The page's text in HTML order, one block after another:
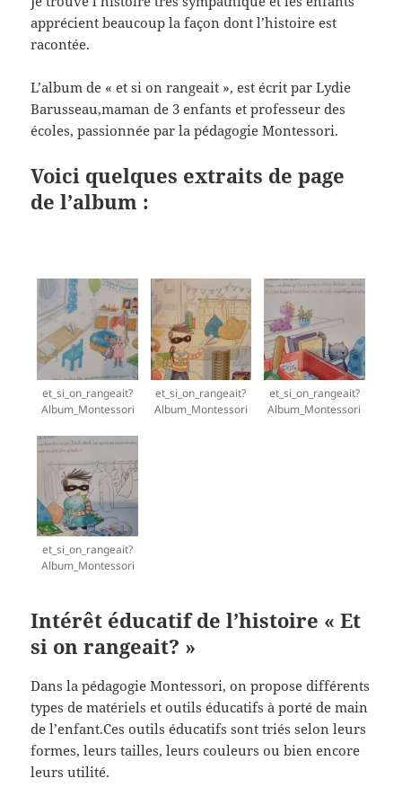
apprécient beaucoup la façon dont l’histoire est
racontée.
L’album de « et si on rangeait », est écrit par Lydie
Barusseau,maman de 3 enfants et professeur des
écoles, passionnée par la pédagogie Montessori.
Voici quelques extraits de page
de l’album :
et_si_on_rangeait?
Album_Montessori
et_si_on_rangeait?
Album_Montessori
et_si_on_rangeait?
Album_Montessori
et_si_on_rangeait?
Album_Montessori
Intérêt éducatif de l’histoire « Et
si on rangeait? »
Dans la pédagogie Montessori, on propose différents
types de matériels et outils éducatifs à porté de main
de l’enfant.Ces outils éducatifs sont triés selon leurs
formes, leurs tailles, leurs couleurs ou bien encore
leurs utilité.